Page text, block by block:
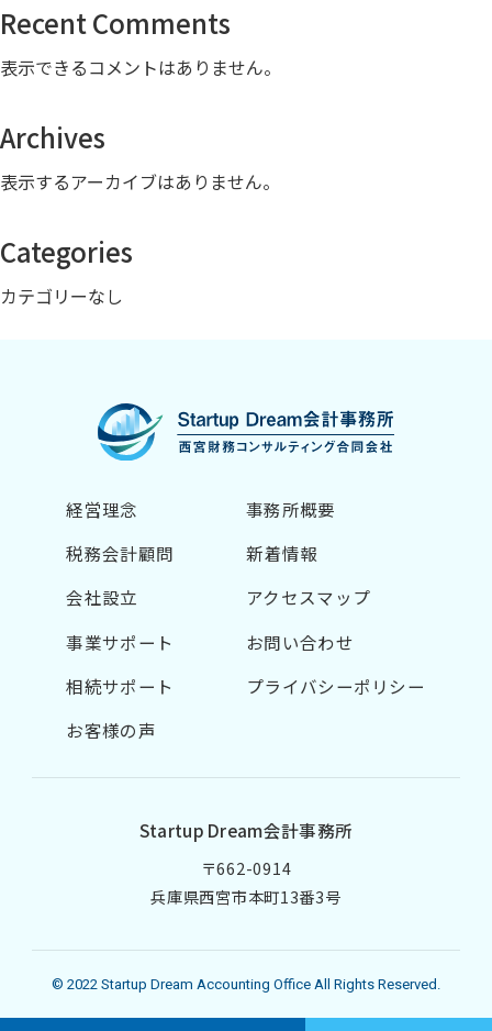
Recent Comments
表示できるコメントはありません。
Archives
表示するアーカイブはありません。
Categories
カテゴリーなし
経営理念
税務会計顧問
会社設立
事業サポート
相続サポート
お客様の声
事務所概要
新着情報
アクセスマップ
お問い合わせ
プライバシーポリシー
Startup Dream会計事務所
〒662-0914
兵庫県西宮市本町13番3号
© 2022 Startup Dream Accounting Office All Rights Reserved.